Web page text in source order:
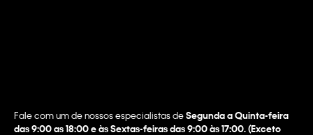
Fale com um de nossos especialistas deSegunda a Quinta-feira
das 9:00 as 18:00 e às Sextas-feiras das 9:00 às 17:00. (Exceto